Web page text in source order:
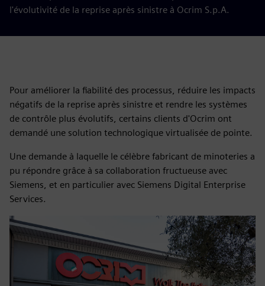
l'évolutivité de la reprise après sinistre à Ocrim S.p.A.
Pour améliorer la fiabilité des processus, réduire les impacts
négatifs de la reprise après sinistre et rendre les systèmes
de contrôle plus évolutifs, certains clients d'Ocrim ont
demandé une solution technologique virtualisée de pointe.
Une demande à laquelle le célèbre fabricant de minoteries a
pu répondre grâce à sa collaboration fructueuse avec
Siemens, et en particulier avec Siemens Digital Enterprise
Services.